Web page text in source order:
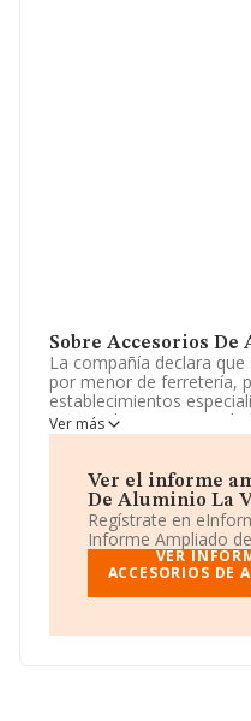
Sobre Accesorios De
La compañía declara
por menor de ferretería,
establecimientos
registrada como
referencia CNAE
especializados', cuyo
tiene actividad en
La sociedad española
Vaguada S.L, con CIF
social establecido en
(28029), en el municipio
En relación con el sector
Ver más
Ver el informe
De Aluminio La
Regístrate en
Informe Ampliado
VER
ACCESORIOS DE